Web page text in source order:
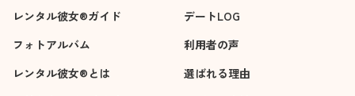
レンタル彼女®ガイド
デートLOG
フォトアルバム
利用者の声
レンタル彼女®とは
選ばれる理由